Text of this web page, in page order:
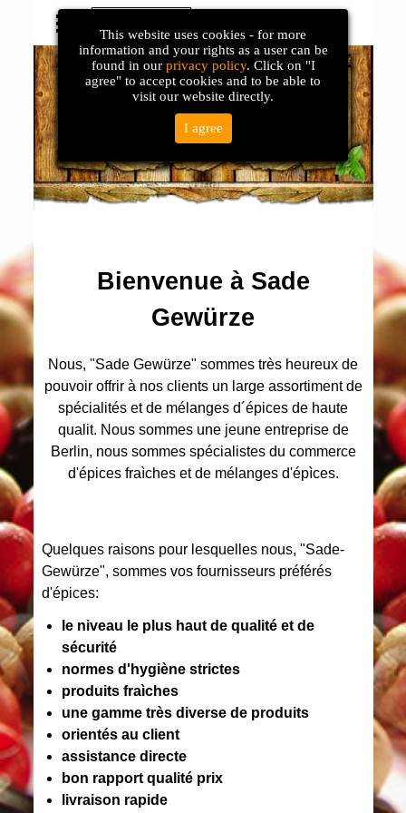
Deutsch
English
Bienvenue à Sade
Gewürze
Nous, "Sade Gewürze" sommes très heureux de
pouvoir offrir à nos clients un large assortiment de
spécialités et de mélanges d´épices de haute
qualit. Nous sommes une jeune entreprise de
Berlin, nous sommes spécialistes du commerce
d'épices fraìches et de mélanges d'épìces.
Quelques raisons pour lesquelles nous, "Sade-
Gewürze", sommes vos fournisseurs préférés
d'épices:
le niveau le plus haut de qualité et de
sécurité
normes d'hygiène strictes
produits fraìches
une gamme très diverse de produits
orientés au client
assistance directe
bon rapport qualité prix
livraison rapide
This website uses cookies - for more
information and your rights as a user can be
found in our privacy policy. Click on "I
agree" to accept cookies and to be able to
visit our website directly.
I agree